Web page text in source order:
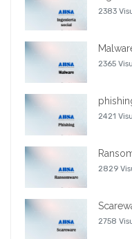
2383
2365
2421
2829
2758